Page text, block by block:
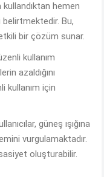
hemen
Bu,
bir çözüm sunar.
kullanım
azaldığını
kullanım için
güneş ışığına
vurgulamaktadır.
oluşturabilir.